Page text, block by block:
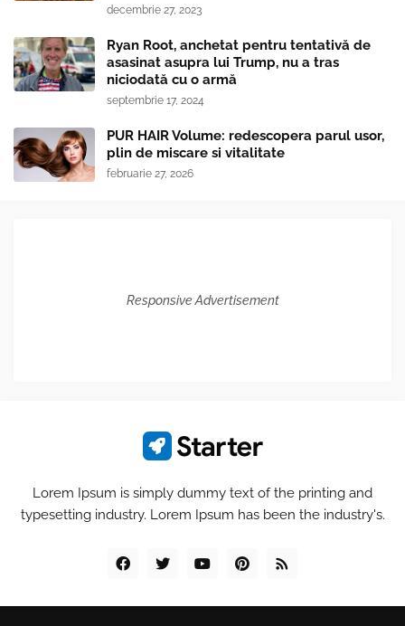
decembrie 27, 2023
Ryan Root, anchetat pentru tentativă de
asasinat asupra lui Trump, nu a tras
niciodată cu o armă
septembrie 17, 2024
PUR HAIR Volume: redescopera parul usor,
plin de miscare si vitalitate
februarie 27, 2026
Responsive Advertisement
Lorem Ipsum is simply dummy text of the printing and
typesetting industry. Lorem Ipsum has been the industry's.